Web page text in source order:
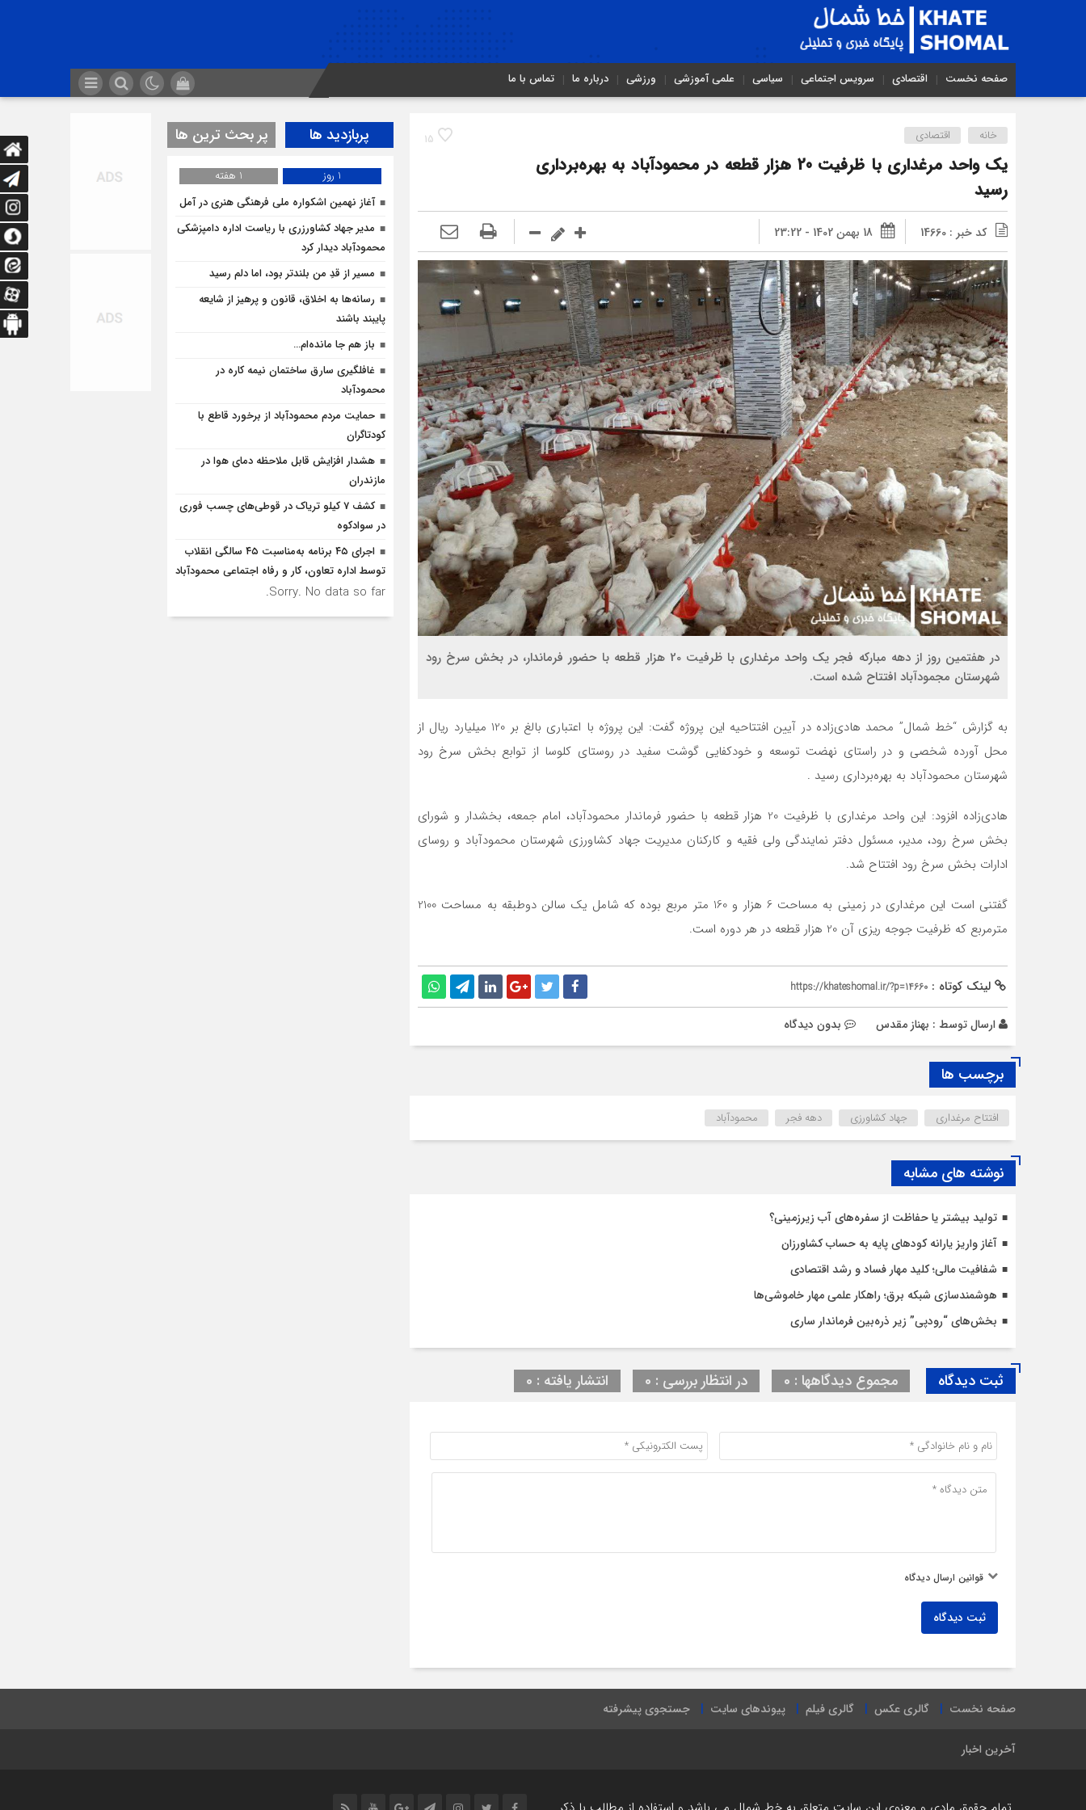
صفحه نخست اقتصادی سرویس اجتماعی سیاسی علمی آموزشی ورزشی درباره ما تماس با ما
15 خانه اقتصادی
یک واحد مرغداری با ظرفیت 20 هزار قطعه در محمودآباد به بهره‌برداری
رسید
کد خبر : 14660 18 بهمن 1402 - 23:22
در هفتمین روز از دهه مبارکه فجر یک واحد مرغداری با ظرفیت 20 هزار قطعه با حضور فرماندار، در بخش سرخ رود
شهرستان مجمودآباد افتتاح شده است.
به گزارش “خط شمال” محمد هادی‌زاده در آیین افتتاحیه این پروژه گفت: این پروژه با اعتباری بالغ بر 120 میلیارد ریال از
محل آورده شخصی و در راستای نهضت توسعه و خودکفایی گوشت سفید در روستای کلوسا از توابع بخش سرخ رود
شهرستان محمودآباد به بهره‌برداری رسید .
هادی‌زاده افزود: این واحد مرغداری با ظرفیت 20 هزار قطعه با حضور فرماندار محمودآباد، امام جمعه، بخشدار و شورای
بخش سرخ رود، مدیر، مسئول دفتر نمایندگی ولی فقیه و کارکنان مدیریت جهاد کشاورزی شهرستان محمودآباد و روسای
ادارات بخش سرخ رود افتتاح شد.
گفتنی است این مرغداری در زمینی به مساحت 6 هزار و 160 متر مربع بوده که شامل یک سالن دوطبقه به مساحت 2100
مترمربع که ظرفیت جوجه ریزی آن 20 هزار قطعه در هر دوره است.
لینک کوتاه : https://khateshomal.ir/?p=14660
ارسال توسط : بهناز مقدس بدون دیدگاه
برچسب ها
افتتاح مرغداری جهاد کشاورزی دهه فجر محمودآباد
نوشته های مشابه
تولید بیشتر یا حفاظت از سفره‌های آب زیرزمینی؟
آغاز واریز یارانه کودهای پایه به حساب کشاورزان
شفافیت مالی؛ کلید مهار فساد و رشد اقتصادی
هوشمندسازی شبکه برق؛ راهکار علمی مهار خاموشی‌ها
بخش‌های “رودپی” زیر ذره‌بین فرماندار ساری
ثبت دیدگاه مجموع دیدگاهها : 0 در انتظار بررسی : 0 انتشار یافته : 0
قوانین ارسال دیدگاه
ثبت دیدگاه
پربازدید ها پر بحث ترین ها
1 روز
1 هفته
آغاز نهمین اشکواره ملی فرهنگی هنری در آمل
مدیر جهاد کشاورزری با ریاست اداره دامپزشکی
محمودآباد دیدار کرد
مسیر از قدِ من بلندتر بود، اما دلم رسید
رسانه‌ها به اخلاق، قانون و پرهیز از شایعه
پایبند باشند
باز هم جا مانده‌ام…
غافلگيري سارق ساختمان نيمه کاره در
محمودآباد
حمایت مردم محمودآباد از برخورد قاطع با
کودتاگران
هشدار افزایش قابل ملاحظه دمای هوا در
مازندران
کشف 7 کیلو تریاک در قوطی‌‌های چسب فوری
در سوادکوه
اجرای ۴۵ برنامه به‌مناسبت ۴۵ سالگی انقلاب
توسط اداره تعاون، کار و رفاه اجتماعی محمودآباد
Sorry. No data so far.
صفحه نخست گالری عکس گالری فیلم پیوندهای سایت جستجوی پیشرفته
آخرین اخبار